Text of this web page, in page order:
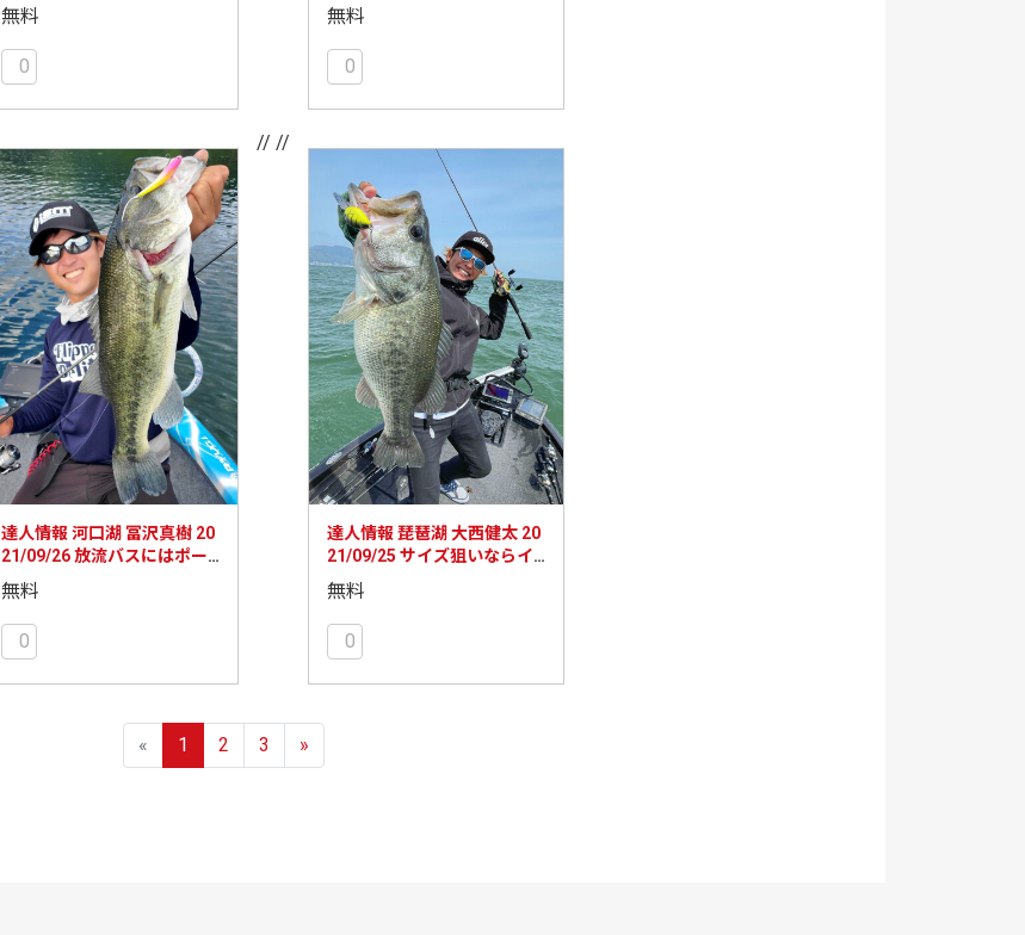
無料
0
ポット
無料
0
達人情報 河口湖 冨沢真樹 20
21/09/26 放流バスにはポー
クノーシンカーで！
無料
0
// //
達人情報 琵琶湖 大西健太 20
21/09/25 サイズ狙いならイ
モシェイカー、数ならミドス
トなどで！
無料
0
« 1 2 3 »